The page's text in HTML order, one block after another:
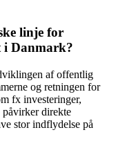
linje for
i Danmark?
af offentlig
og retningen for
fx investeringer,
påvirker direkte
stor indflydelse på